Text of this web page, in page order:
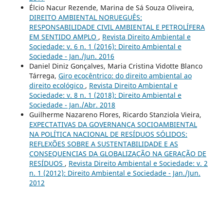
Élcio Nacur Rezende, Marina de Sá Souza Oliveira,
DIREITO AMBIENTAL NORUEGUÊS:
RESPONSABILIDADE CIVIL AMBIENTAL E PETROLÍFERA
EM SENTIDO AMPLO , Revista Direito Ambiental e
Sociedade: v. 6 n. 1 (2016): Direito Ambiental e
Sociedade - Jan./Jun. 2016
Daniel Diniz Gonçalves, Maria Cristina Vidotte Blanco
Tárrega, Giro ecocêntrico: do direito ambiental ao
direito ecológico , Revista Direito Ambiental e
Sociedade: v. 8 n. 1 (2018): Direito Ambiental e
Sociedade - Jan./Abr. 2018
Guilherme Nazareno Flores, Ricardo Stanziola Vieira,
EXPECTATIVAS DA GOVERNANÇA SOCIOAMBIENTAL
NA POLÍTICA NACIONAL DE RESÍDUOS SÓLIDOS:
REFLEXÕES SOBRE A SUSTENTABILIDADE E AS
CONSEQUENCIAS DA GLOBALIZAÇÃO NA GERAÇÃO DE
RESÍDUOS , Revista Direito Ambiental e Sociedade: v. 2
n. 1 (2012): Direito Ambiental e Sociedade - Jan./Jun.
2012